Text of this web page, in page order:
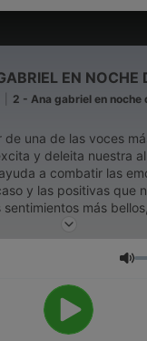
EN NOCHE
2 - Ana gabriel en noche
una de las voces
y deleita nuestra
a combatir las
y las positivas que
más
Somos SoritaRadio La